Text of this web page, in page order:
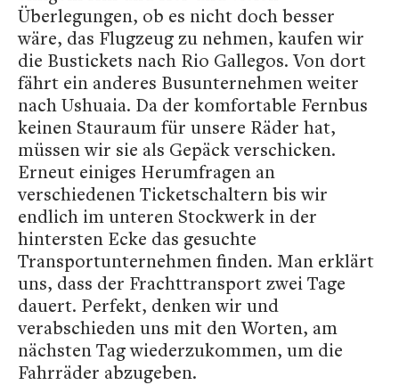
Überlegungen, ob es nicht doch besser
wäre, das Flugzeug zu nehmen, kaufen wir
die Bustickets nach Rio Gallegos. Von dort
fährt ein anderes Busunternehmen weiter
nach Ushuaia. Da der komfortable Fernbus
keinen Stauraum für unsere Räder hat,
müssen wir sie als Gepäck verschicken.
Erneut einiges Herumfragen an
verschiedenen Ticketschaltern bis wir
endlich im unteren Stockwerk in der
hintersten Ecke das gesuchte
Transportunternehmen finden. Man erklärt
uns, dass der Frachttransport zwei Tage
dauert. Perfekt, denken wir und
verabschieden uns mit den Worten, am
nächsten Tag wiederzukommen, um die
Fahrräder abzugeben.